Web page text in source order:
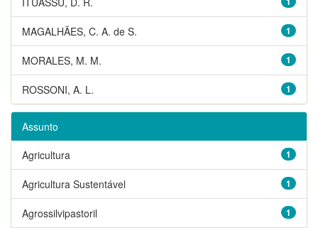
1
MAGALHÃES, C. A. de S.
1
MORALES, M. M.
1
ROSSONI, A. L.
Assunto
1
Agricultura
1
Agricultura Sustentável
1
Agrossilvipastoril